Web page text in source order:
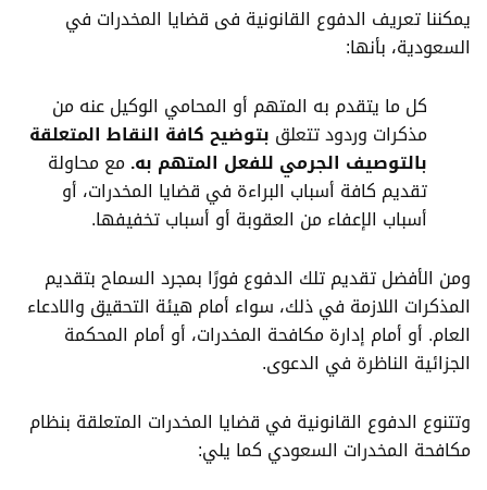
يمكننا تعريف الدفوع القانونية فى قضايا المخدرات في
السعودية، بأنها:
كل ما يتقدم به المتهم أو المحامي الوكيل عنه من
مذكرات وردود تتعلق بتوضيح كافة النقاط المتعلقة
بالتوصيف الجرمي للفعل المتهم به.مع محاولة
تقديم كافة أسباب البراءة في قضايا المخدرات، أو
أسباب الإعفاء من العقوبة أو أسباب تخفيفها.
ومن الأفضل تقديم تلك الدفوع فورًا بمجرد السماح بتقديم
المذكرات اللازمة في ذلك، سواء أمام هيئة التحقيق والادعاء
العام. أو أمام إدارة مكافحة المخدرات، أو أمام المحكمة
الجزائية الناظرة في الدعوى.
وتتنوع الدفوع القانونية في قضايا المخدرات المتعلقة بنظام
مكافحة المخدرات السعودي كما يلي: